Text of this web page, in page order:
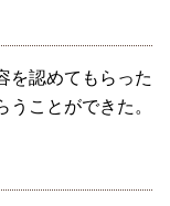
を認めてもらった
ことができた。